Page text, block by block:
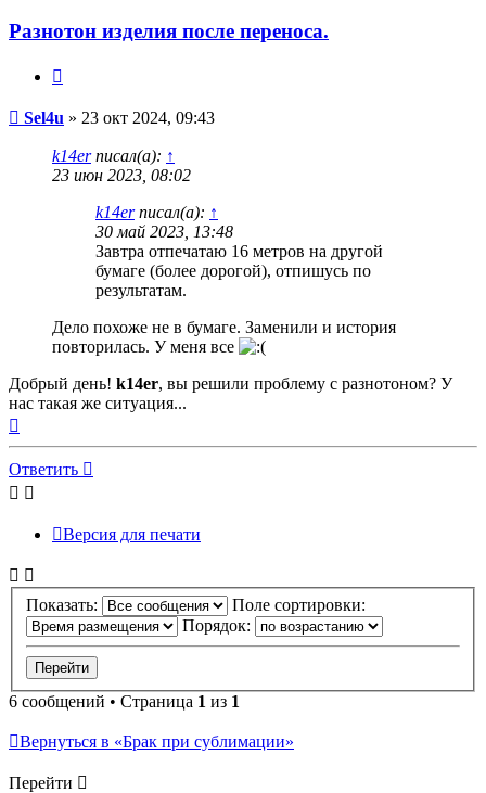
Разнотон изделия после переноса.
Непрочитанное
Sel4u » 23 окт 2024, 09:43
k14erписал(а): ↑
23 июн 2023, 08:02
k14erписал(а): ↑
30 май 2023, 13:48
Завтра отпечатаю 16 метров на другой
бумаге (более дорогой), отпишусь по
результатам.
Дело похоже не в бумаге. Заменили и история
повторилась. У меня все
Добрый день! k14er, вы решили проблему с разнотоном? У
нас такая же ситуация...
началу
Ответить
Версия для печати
Показать:
Поле сортировки:
Порядок:
6 сообщений • Страница 1 из 1
Вернуться в «Брак при сублимации»
Перейти